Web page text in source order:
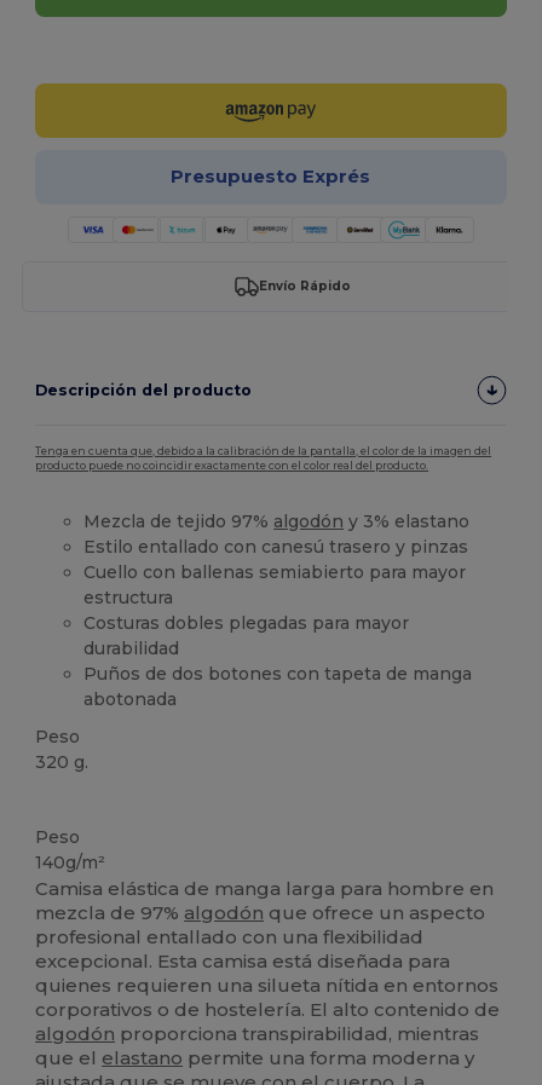
Presupuesto Exprés
Envío Rápido
Descripción del producto
Tenga en cuenta que, debido a la calibración de la pantalla, el color de la imagen del
producto puede no coincidir exactamente con el color real del producto.
Mezcla de tejido 97% algodón y 3% elastano
Estilo entallado con canesú trasero y pinzas
Cuello con ballenas semiabierto para mayor
estructura
Costuras dobles plegadas para mayor
durabilidad
Puños de dos botones con tapeta de manga
abotonada
Peso
320 g.
Peso
140g/m²
Camisa elástica de manga larga para hombre en
mezcla de 97% algodón que ofrece un aspecto
profesional entallado con una flexibilidad
excepcional. Esta camisa está diseñada para
quienes requieren una silueta nítida en entornos
corporativos o de hostelería. El alto contenido de
algodón proporciona transpirabilidad, mientras
que el elastano permite una forma moderna y